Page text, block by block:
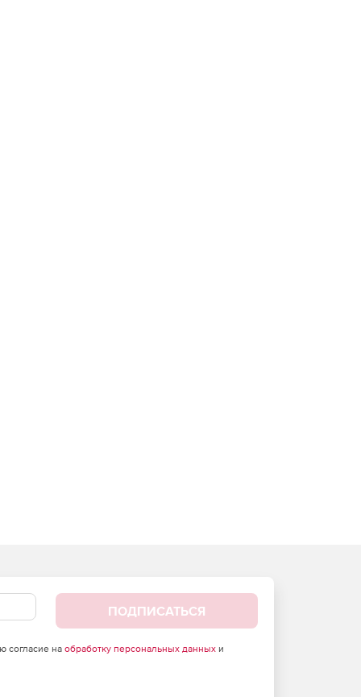
ПОДПИСАТЬСЯ
согласие на обработку персональных данныхи